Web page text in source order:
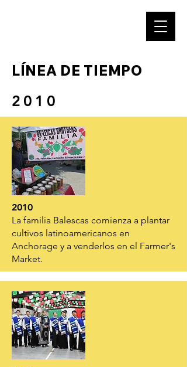
LÍNEA DE TIEMPO
2010
2010
La familia Balescas comienza a plantar
cultivos latinoamericanos en
Anchorage y a venderlos en el Farmer's
Market.